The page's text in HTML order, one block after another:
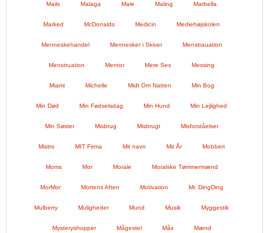
Mails Malaga Male Maling Marbella
Marked McDonalds Medicin Mediehøjskolen
Menneskehandel Mennesker i Skiver Menstrauation
Menstruation Mentor Mere Sex Messing
Miami Michelle Midt Om Natten Min Bog
Min Død Min Fødselsdag Min Hund Min Lejlighed
Min Søster Misbrug Misbrugt Misforståelser
Mistro MIT Firma Mit navn Mit År Mobberi
Moms Mor Morale Moralske Tømmermænd
MorMor Mortens Aften Motivation Mr. DingDing
Mulberry Muligheder Mund Musik Myggestik
Mysteryshopper Mågestel Mås Mænd